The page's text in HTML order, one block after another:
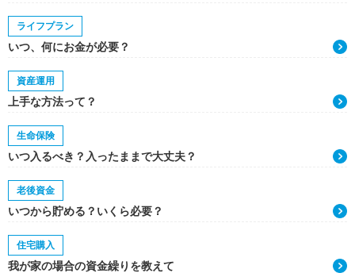
ライフプラン
いつ、何にお金が必要？
資産運用
上手な方法って？
生命保険
いつ入るべき？入ったままで大丈夫？
老後資金
いつから貯める？いくら必要？
住宅購入
我が家の場合の資金繰りを教えて